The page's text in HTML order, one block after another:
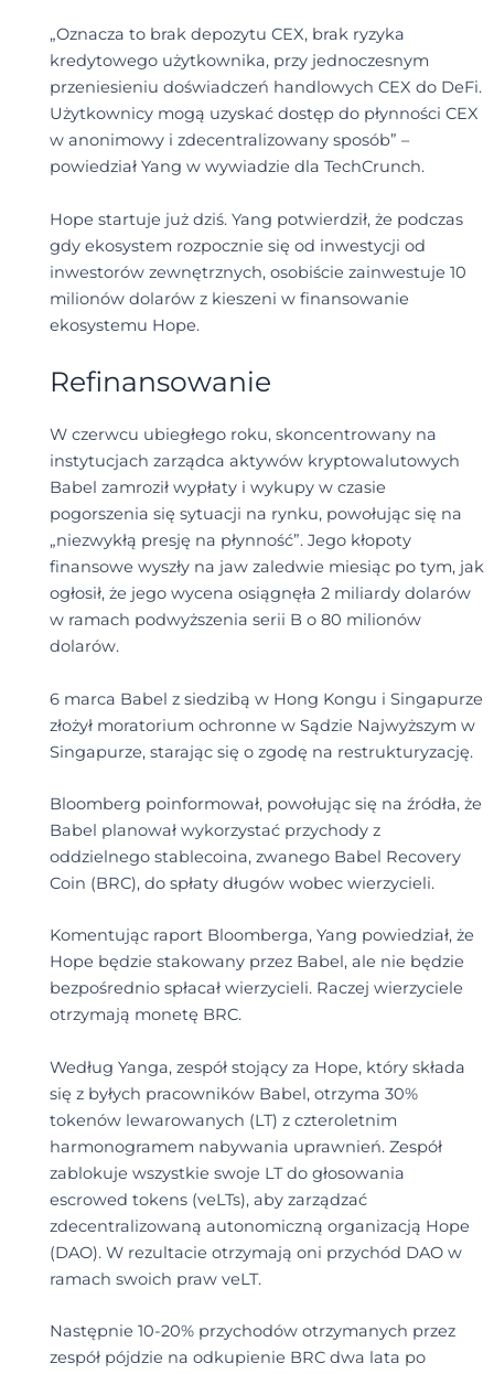
„Oznacza to brak depozytu CEX, brak ryzyka
kredytowego użytkownika, przy jednoczesnym
przeniesieniu doświadczeń handlowych CEX do DeFi.
Użytkownicy mogą uzyskać dostęp do płynności CEX
w anonimowy i zdecentralizowany sposób” –
powiedział Yang w wywiadzie dla TechCrunch.
Hope startuje już dziś. Yang potwierdził, że podczas
gdy ekosystem rozpocznie się od inwestycji od
inwestorów zewnętrznych, osobiście zainwestuje 10
milionów dolarów z kieszeni w finansowanie
ekosystemu Hope.
Refinansowanie
W czerwcu ubiegłego roku, skoncentrowany na
instytucjach zarządca aktywów kryptowalutowych
Babel zamroził wypłaty i wykupy w czasie
pogorszenia się sytuacji na rynku, powołując się na
„niezwykłą presję na płynność”. Jego kłopoty
finansowe wyszły na jaw zaledwie miesiąc po tym, jak
ogłosił, że jego wycena osiągnęła 2 miliardy dolarów
w ramach podwyższenia serii B o 80 milionów
dolarów.
6 marca Babel z siedzibą w Hong Kongu i Singapurze
złożył moratorium ochronne w Sądzie Najwyższym w
Singapurze, starając się o zgodę na restrukturyzację.
Bloomberg poinformował, powołując się na źródła, że
Babel planował wykorzystać przychody z
oddzielnego stablecoina, zwanego Babel Recovery
Coin (BRC), do spłaty długów wobec wierzycieli.
Komentując raport Bloomberga, Yang powiedział, że
Hope będzie stakowany przez Babel, ale nie będzie
bezpośrednio spłacał wierzycieli. Raczej wierzyciele
otrzymają monetę BRC.
Według Yanga, zespół stojący za Hope, który składa
się z byłych pracowników Babel, otrzyma 30%
tokenów lewarowanych (LT) z czteroletnim
harmonogramem nabywania uprawnień. Zespół
zablokuje wszystkie swoje LT do głosowania
escrowed tokens (veLTs), aby zarządzać
zdecentralizowaną autonomiczną organizacją Hope
(DAO). W rezultacie otrzymają oni przychód DAO w
ramach swoich praw veLT.
Następnie 10-20% przychodów otrzymanych przez
zespół pójdzie na odkupienie BRC dwa lata po